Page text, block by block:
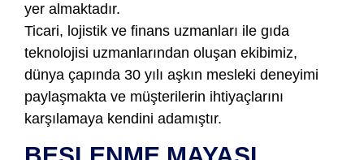
yer almaktadır.
Ticari, lojistik ve finans uzmanları ile gıda
teknolojisi uzmanlarından oluşan ekibimiz,
dünya çapında 30 yılı aşkın mesleki deneyimi
paylaşmakta ve müşterilerin ihtiyaçlarını
karşılamaya kendini adamıştır.